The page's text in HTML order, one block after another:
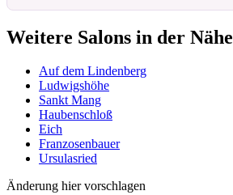
Weitere Salons in der Nähe
Auf dem Lindenberg
Ludwigshöhe
Sankt Mang
Haubenschloß
Eich
Franzosenbauer
Ursulasried
Änderung hier vorschlagen